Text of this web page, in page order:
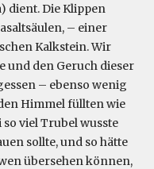
dient. Die Klippen
– einer
Kalkstein. Wir
und den Geruch dieser
– ebenso wenig
Himmel füllten wie
viel Trubel wusste
sollte, und so hätte
übersehen können,